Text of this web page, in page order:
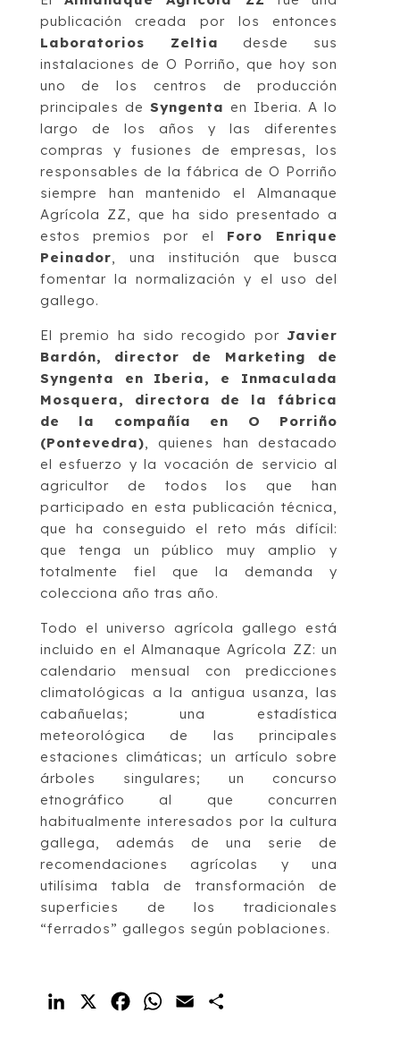
publicación creada por los entonces
Laboratorios Zeltia desde sus
instalaciones de O Porriño, que hoy son
uno de los centros de producción
principales de Syngenta en Iberia. A lo
largo de los años y las diferentes
compras y fusiones de empresas, los
responsables de la fábrica de O Porriño
siempre han mantenido el Almanaque
Agrícola ZZ, que ha sido presentado a
estos premios por el Foro Enrique
Peinador, una institución que busca
fomentar la normalización y el uso del
gallego.
El premio ha sido recogido porJavier
Bardón, director de Marketing de
Syngenta en Iberia, e Inmaculada
Mosquera, directora de la fábrica
de la compañía en O Porriño
(Pontevedra), quienes han destacado
el esfuerzo y la vocación de servicio al
agricultor de todos los que han
participado en esta publicación técnica,
que ha conseguido el reto más difícil:
que tenga un público muy amplio y
totalmente fiel que la demanda y
colecciona año tras año.
Todo el universo agrícola gallego está
incluido en el Almanaque Agrícola ZZ: un
calendario mensual con predicciones
climatológicas a la antigua usanza, las
cabañuelas; una estadística
meteorológica de las principales
estaciones climáticas; un artículo sobre
árboles singulares; un concurso
etnográfico al que concurren
habitualmente interesados por la cultura
gallega, además de una serie de
recomendaciones agrícolas y una
utilísima tabla de transformación de
superficies de los tradicionales
“ferrados” gallegos según poblaciones.
LinkedIn FacebookWhatsApp
Email